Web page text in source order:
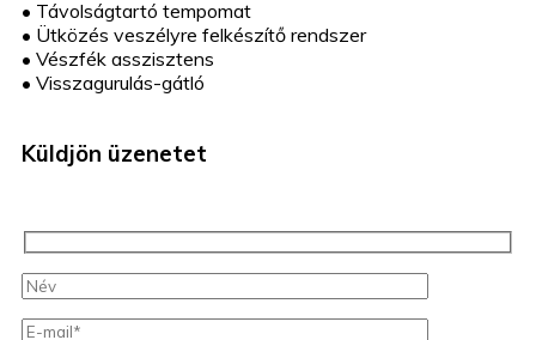
• Távolságtartó tempomat
• Ütközés veszélyre felkészítő rendszer
• Vészfék asszisztens
• Visszagurulás-gátló
Küldjön üzenetet